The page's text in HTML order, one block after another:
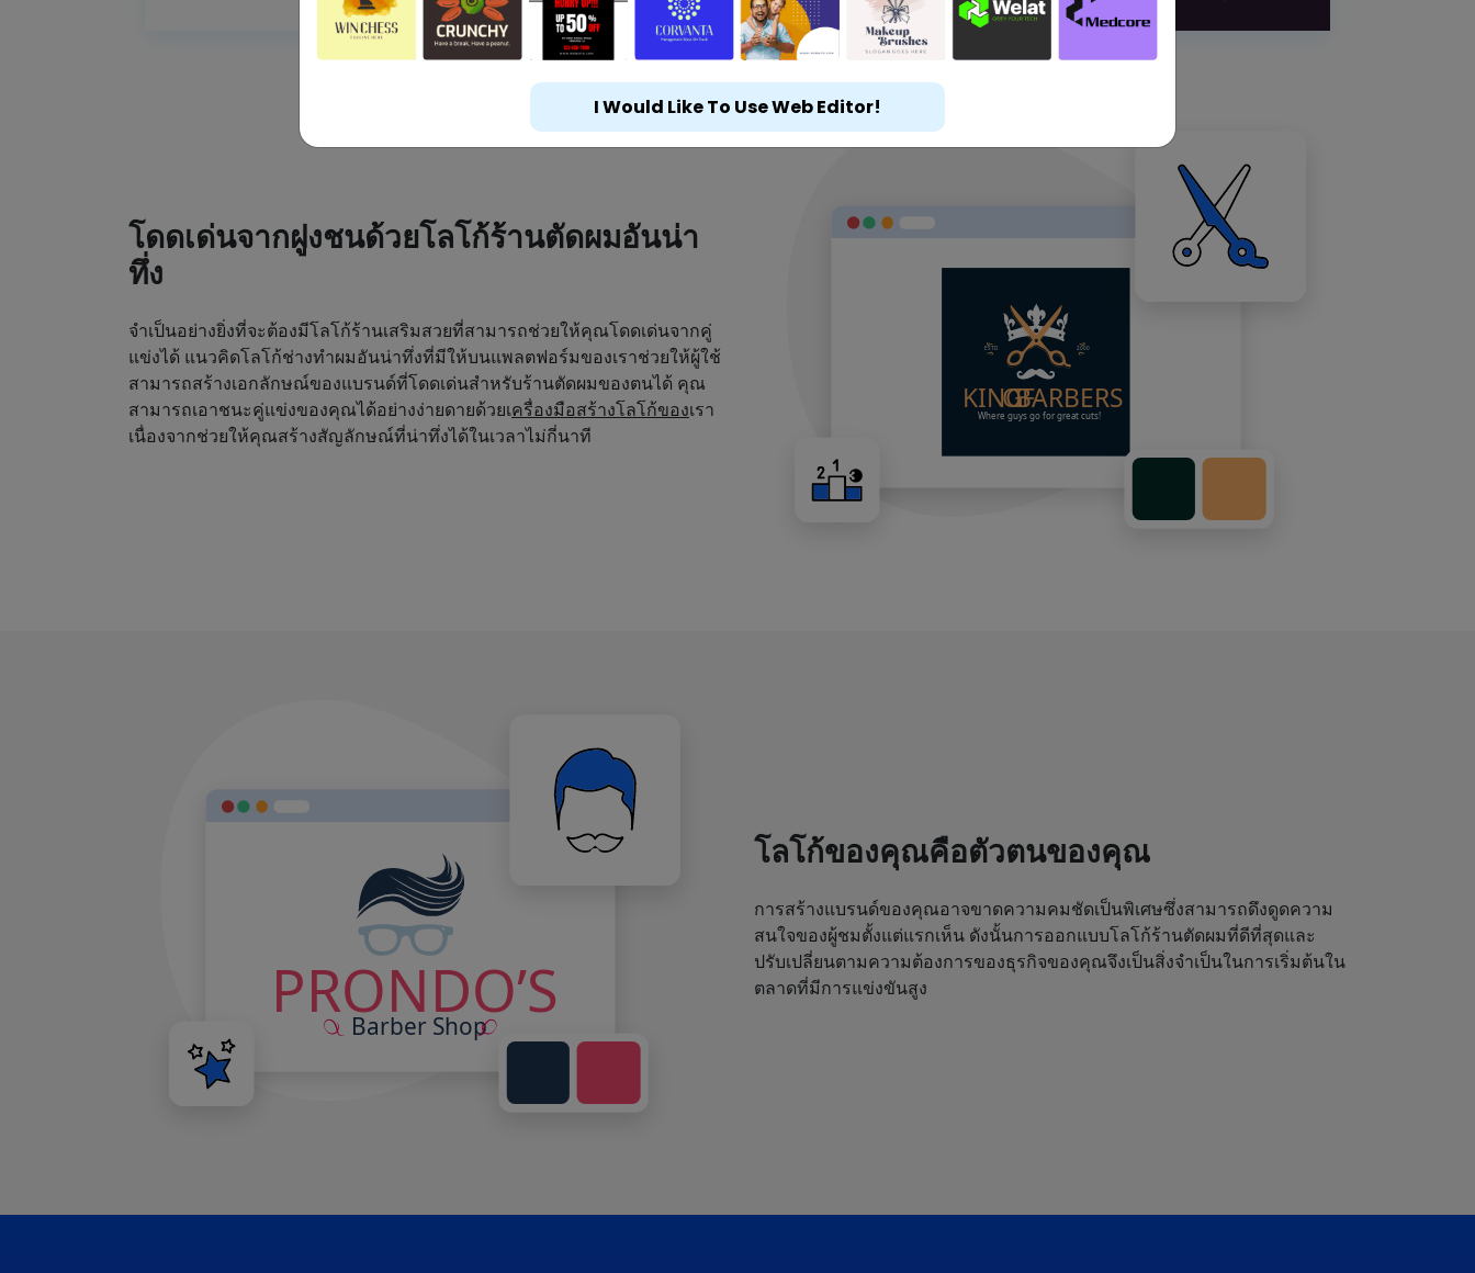
โดดเด่นจากฝูงชนด้วยโลโก้ร้านตัดผมอันน่า
ทึ่ง
จำเป็นอย่างยิ่งที่จะต้องมีโลโก้ร้านเสริมสวยที่สามารถช่วยให้คุณโดดเด่นจากคู่
แข่งได้ แนวคิดโลโก้ช่างทำผมอันน่าทึ่งที่มีให้บนแพลตฟอร์มของเราช่วยให้ผู้ใช้
สามารถสร้างเอกลักษณ์ของแบรนด์ที่โดดเด่นสำหรับร้านตัดผมของตนได้ คุณ
สามารถเอาชนะคู่แข่งของคุณได้อย่างง่ายดายด้วยเครื่องมือสร้างโลโก้ของเรา
เนื่องจากช่วยให้คุณสร้างสัญลักษณ์ที่น่าทึ่งได้ในเวลาไม่กี่นาที
โลโก้ของคุณคือตัวตนของคุณ
การสร้างแบรนด์ของคุณอาจขาดความคมชัดเป็นพิเศษซึ่งสามารถดึงดูดความ
สนใจของผู้ชมตั้งแต่แรกเห็น ดังนั้นการออกแบบโลโก้ร้านตัดผมที่ดีที่สุดและ
ปรับเปลี่ยนตามความต้องการของธุรกิจของคุณจึงเป็นสิ่งจำเป็นในการเริ่มต้นใน
ตลาดที่มีการแข่งขันสูง
I Would Like To Use Web Editor!